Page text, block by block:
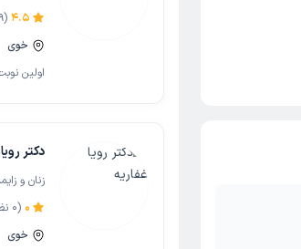
4.5
(
خوی
اولین
دکتر
زنان و
0
(
0
خوی